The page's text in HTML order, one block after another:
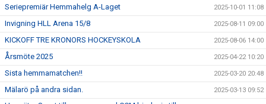
Seriepremiär Hemmahelg A-Laget 2025-10-01 11:08
Invigning HLL Arena 15/8 2025-08-11 09:00
KICKOFF TRE KRONORS HOCKEYSKOLA 2025-08-06 14:00
Årsmöte 2025 2025-04-22 10:20
Sista hemmamatchen!! 2025-03-20 20:48
Mälarö på andra sidan. 2025-03-13 09:52